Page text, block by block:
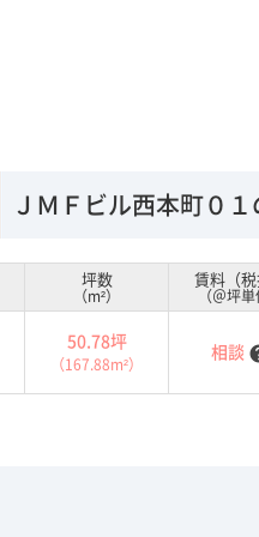
ＪＭＦビル西本町０
坪数
（m²）
賃料（
（＠坪
50.78坪
（167.88m²）
相談